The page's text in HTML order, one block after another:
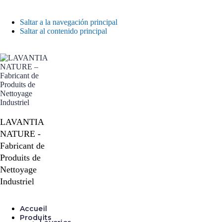
Saltar a la navegación principal
Saltar al contenido principal
LAVANTIA
NATURE -
Fabricant de
Produits de
Nettoyage
Industriel
Accueil
Produits